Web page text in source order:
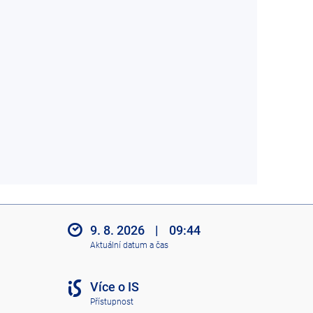
9. 8. 2026 | 09:44
Aktuální datum a čas
Více o IS
Přístupnost